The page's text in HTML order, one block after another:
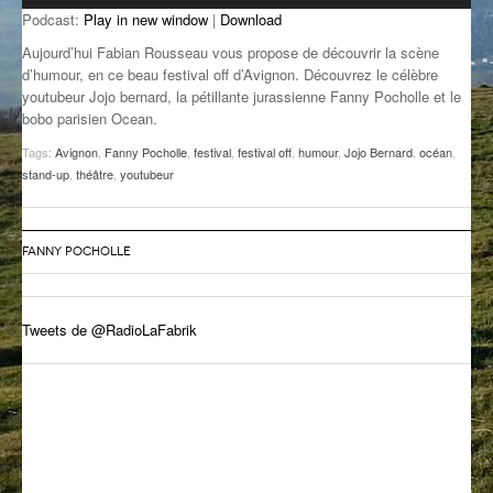
GROOVE N SUN
IL ÉTAIT UNE FOIS
L’ASTUCE DE LA PORTE EN BOIS
LA FABRIK POÉTIK
LA MINUTE LITTÉRAIRE
LA SOUTERRAINE
MUSIQUE DES ANTIPODES
NOS ANCIENS
PLUS DE MIX
Podcast: Play in new window | Download
Aujourd’hui Fabian Rousseau vous propose de découvrir la scène
d’humour, en ce beau festival off d’Avignon. Découvrez le célèbre
youtubeur Jojo bernard, la pétillante jurassienne Fanny Pocholle et le
bobo parisien Ocean.
Tags: Avignon Fanny Pocholle festival festival off humour, Jojo Bernard océan
stand-up théâtre youtubeur
FANNY POCHOLLE
Tweets de @RadioLaFabrik